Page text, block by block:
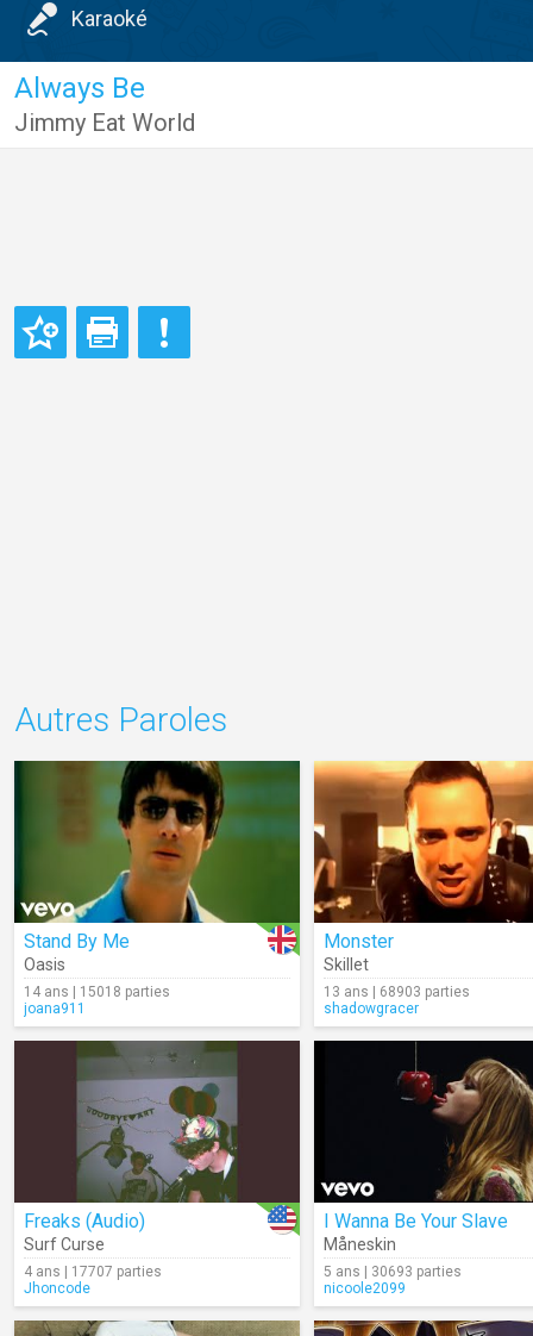
Karaoké
Always Be
Jimmy Eat World
Autres Paroles
Stand By Me
Oasis
14 ans | 15018 parties
joana911
Monster
Skillet
13 ans | 68903 parties
shadowgracer
Freaks (Audio)
Surf Curse
4 ans | 17707 parties
Jhoncode
I Wanna Be Your Slave
Måneskin
5 ans | 30693 parties
nicoole2099